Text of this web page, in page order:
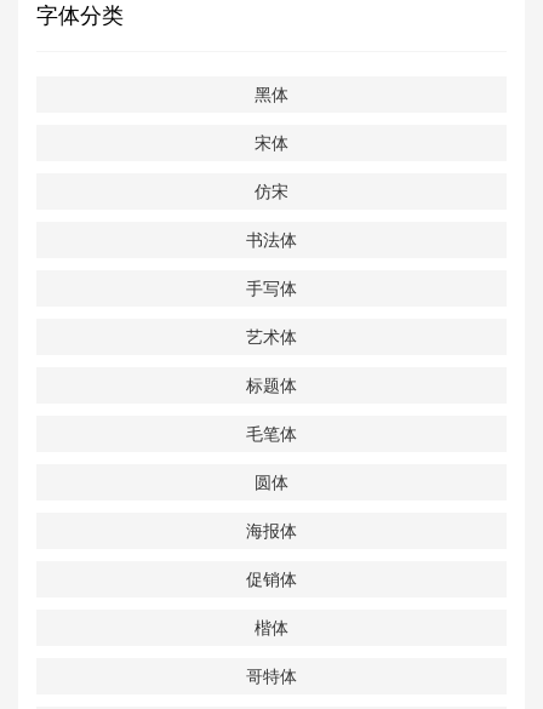
字体分类
黑体
宋体
仿宋
书法体
手写体
艺术体
标题体
毛笔体
圆体
海报体
促销体
楷体
哥特体